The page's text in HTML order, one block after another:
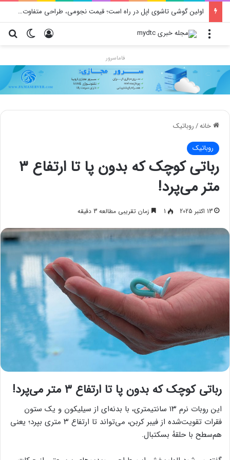
اولین گوشی تاشوی اپل در راه است؛ قیمت نجومی، طراحی متفاوت و زمان رونمایی احتمالی
تغییر ورود منو
فاماسرور
خانه/روباتيك
روباتيك
رباتی کوچک که بدون پا تا ارتفاع ۳
متر می‌پرد!
13 اکتبر 2025 1 زمان تقریبی مطالعه 3 دقیقه
رباتی کوچک که بدون پا تا ارتفاع ۳ متر می‌پرد!
این روبات نرم ۱۳ سانتیمتری، با بدنه‌ای از سیلیکون و یک ستون
فقرات تقویت‌شده از فیبر کربن، می‌تواند تا ارتفاع ۳ متری بپرد؛ یعنی
هم‌سطح با حلقهٔ بسکتبال.